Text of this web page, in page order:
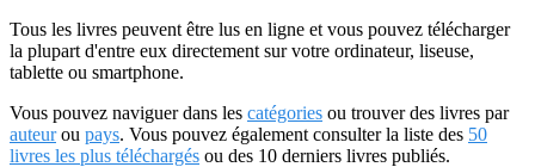
Tous les livres peuvent être lus en ligne et vous pouvez télécharger
la plupart d'entre eux directement sur votre ordinateur, liseuse,
tablette ou smartphone.
Vous pouvez naviguer dans les catégories ou trouver des livres par
auteurou pays. Vous pouvez également consulter la liste des 50
livres les plus téléchargés ou des 10 derniers livres publiés.